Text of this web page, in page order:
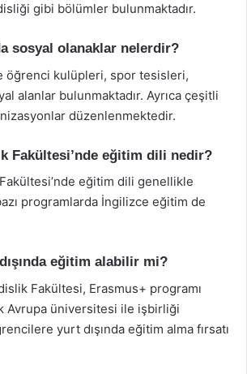
gibi bölümler bulunmaktadır.
sosyal olanaklar nelerdir?
öğrenci kulüpleri, spor tesisleri,
alanlar bulunmaktadır. Ayrıca çeşitli
düzenlenmektedir.
Fakültesi’nde eğitim dili nedir?
eğitim dili genellikle
programlarda İngilizce eğitim de
eğitim alabilir mi?
Fakültesi, Erasmus+ programı
Avrupa üniversitesi ile işbirliği
yurt dışında eğitim alma fırsatı